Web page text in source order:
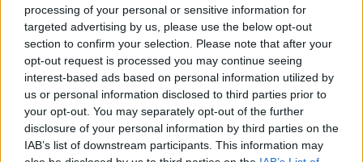
processing of your personal or sensitive information for
targeted advertising by us, please use the below opt-out
section to confirm your selection. Please note that after your
opt-out request is processed you may continue seeing
interest-based ads based on personal information utilized by
us or personal information disclosed to third parties prior to
your opt-out. You may separately opt-out of the further
disclosure of your personal information by third parties on the
IAB’s list of downstream participants. This information may
BEAUTY
Το μεγαλύτερο beauty λάθος που κάνουν οι
γυναίκες μετά τα 50
SKINCARE ⸻07 JUL 2026